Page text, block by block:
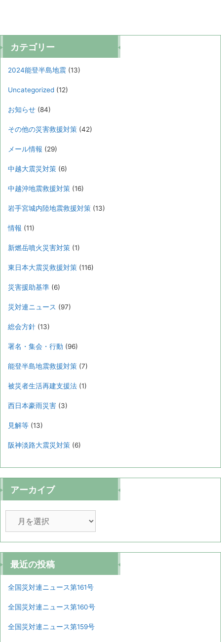
カテゴリー
2024能登半島地震 (13)
Uncategorized (12)
お知らせ (84)
その他の災害救援対策 (42)
メール情報 (29)
中越大震災対策 (6)
中越沖地震救援対策 (16)
岩手宮城内陸地震救援対策 (13)
情報 (11)
新燃岳噴火災害対策 (1)
東日本大震災救援対策 (116)
災害援助基準 (6)
災対連ニュース (97)
総会方針 (13)
署名・集会・行動 (96)
能登半島地震救援対策 (7)
被災者生活再建支援法 (1)
西日本豪雨災害 (3)
見解等 (13)
阪神淡路大震災対策 (6)
アーカイブ
カ
イ
ブ
最近の投稿
全国災対連ニュース第161号
全国災対連ニュース第160号
全国災対連ニュース第159号